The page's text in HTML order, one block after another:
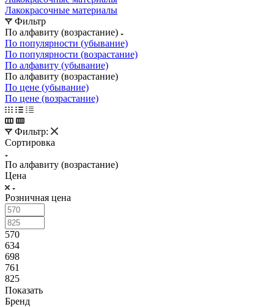
Лакокрасочные материалы
Фильтр
По алфавиту (возрастание)
По популярности (убывание)
По популярности (возрастание)
По алфавиту (убывание)
По алфавиту (возрастание)
По цене (убывание)
По цене (возрастание)
Фильтр:
Сортировка
По алфавиту (возрастание)
Цена
Розничная цена
570
634
698
761
825
Показать
Бренд